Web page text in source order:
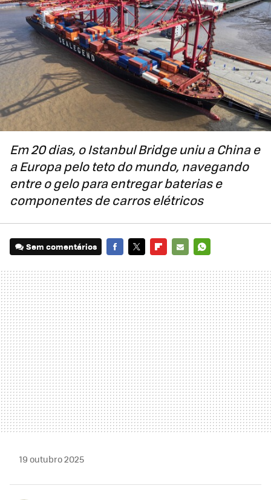
Em 20 dias, o Istanbul Bridge uniu a China e
a Europa pelo teto do mundo, navegando
entre o gelo para entregar baterias e
componentes de carros elétricos
Sem comentários
MAIL
19 outubro 2025